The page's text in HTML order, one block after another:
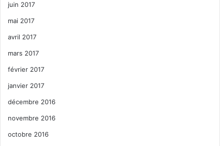
juin 2017
mai 2017
avril 2017
mars 2017
février 2017
janvier 2017
décembre 2016
novembre 2016
octobre 2016